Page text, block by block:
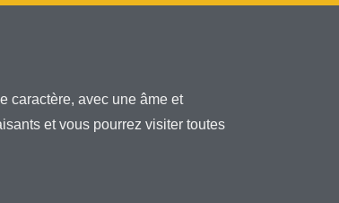
caractère, avec une âme et
et vous pourrez visiter toutes